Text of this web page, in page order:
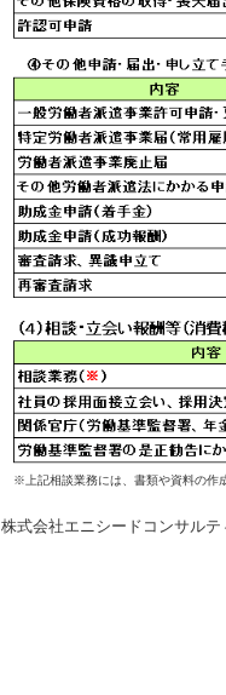
※上記相談業務には、書類や資料の作
株式会社エニシードコンサル